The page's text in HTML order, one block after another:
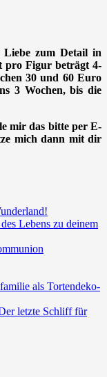
zum Detail in
pro Figur beträgt 4-
30 und 60 Euro
3 Wochen, bis die
mir das bitte per E-
mich dann mit dir
Lebens zu deinem
als Tortendeko-
letzte Schliff für